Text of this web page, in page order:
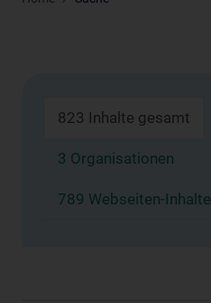
823 Inhalte gesamt
3 Organisationen
789 Webseiten-Inhalte